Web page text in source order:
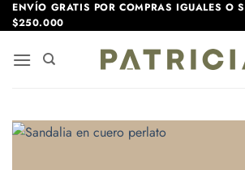
Saltar
al
contenido
ENVÍO GRATIS POR COMPRAS IGUALES O
$250.000